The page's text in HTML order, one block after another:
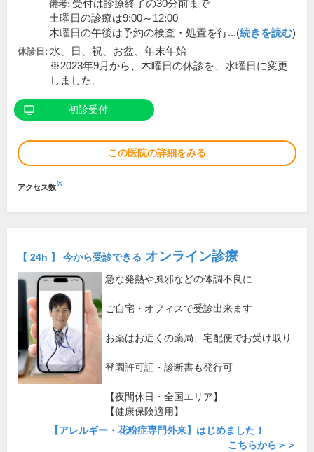
備考: 受付は診療終了の30分前まで
土曜日の診療は9:00～12:00
木曜日の午後は予約の検査・処置を行...(続きを読む)
休診日: 水、日、祝、お盆、年末年始
※2023年9月から、木曜日の休診を、水曜日に変更
しました。
初診受付
この医院の詳細をみる
アクセス数※
【 24h 】 今から受診できる オンライン診療
急な発熱や風邪などの体調不良に
ご自宅・オフィスで受診出来ます
お薬はお近くの薬局、宅配便でお受け取り
登園許可証・診断書も発行可
【夜間休日・全国エリア】
【健康保険適用】
【アレルギー・花粉症専門外来】はじめました！
こちらから＞＞